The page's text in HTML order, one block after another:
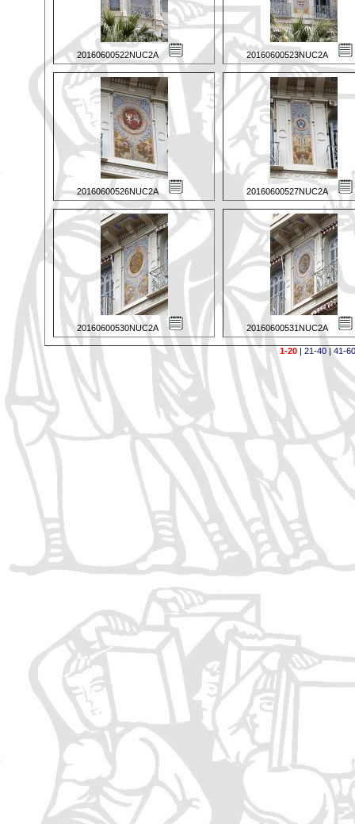
20160600522NUC2A 20160600523NUC2A
20160600526NUC2A 20160600527NUC2A
20160600530NUC2A 20160600531NUC2A
1-20 | 21-40 |41-60